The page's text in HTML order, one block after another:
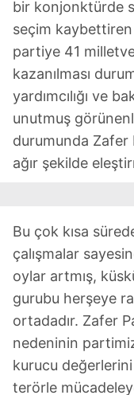
bir konjonktürde
seçim kaybettiren
partiye 41
kazanılması
yardımcılığı ve
unutmuş
durumunda Zafer
ağır şekilde
Bu çok kısa
çalışmalar
oylar artmış,
gurubu herşeye
ortadadır. Zafer
nedeninin
kurucu
terörle